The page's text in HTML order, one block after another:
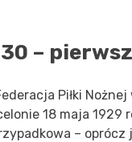
–
Piłki
18 maja 1929
–